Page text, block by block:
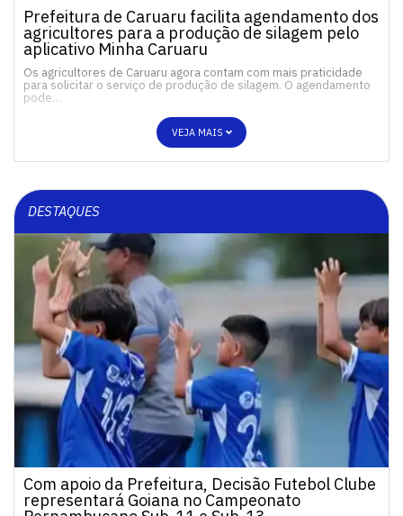
Prefeitura de Caruaru facilita agendamento dos
agricultores para a produção de silagem pelo
aplicativo Minha Caruaru
Os agricultores de Caruaru agora contam com mais praticidade
para solicitar o serviço de produção de silagem. O agendamento
pode…
VEJA MAIS
DESTAQUES
Com apoio da Prefeitura, Decisão Futebol Clube
representará Goiana no Campeonato